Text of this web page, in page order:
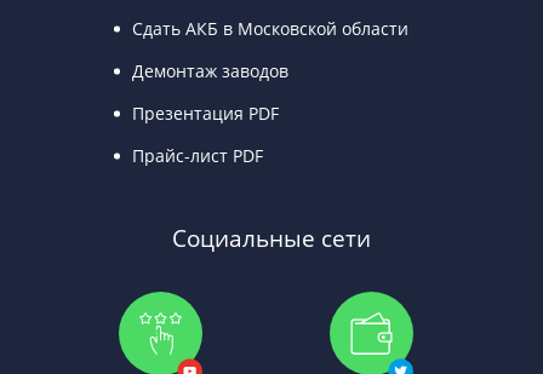
Сдать АКБ в Московской области
Демонтаж заводов
Презентация PDF
Прайс-лист PDF
Социальные сети